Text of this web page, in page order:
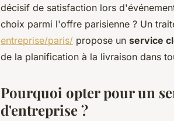
décisif de satisfaction lors
choix parmi l'offre parisienne ? Un
entreprise/paris/ propose un service
de la planification à la livraison dans
Pourquoi opter pour un
d'entreprise ?